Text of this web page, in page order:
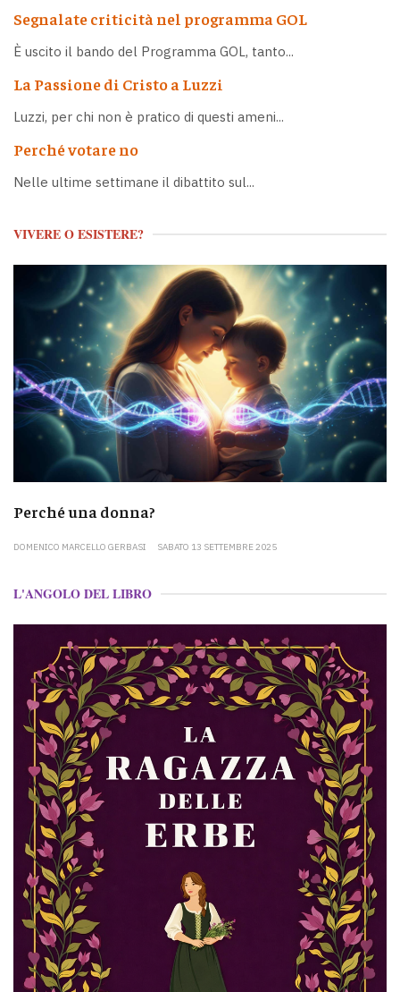
Segnalate criticità nel programma GOL
È uscito il bando del Programma GOL, tanto...
La Passione di Cristo a Luzzi
Luzzi, per chi non è pratico di questi ameni...
Perché votare no
Nelle ultime settimane il dibattito sul...
VIVERE O ESISTERE?
Perché una donna?
DOMENICO MARCELLO GERBASI SABATO 13 SETTEMBRE 2025
L'ANGOLO DEL LIBRO